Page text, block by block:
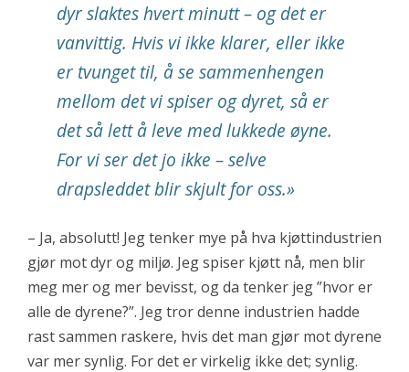
dyr slaktes hvert minutt – og det er
vanvittig. Hvis vi ikke klarer, eller ikke
er tvunget til, å se sammenhengen
mellom det vi spiser og dyret, så er
det så lett å leve med lukkede øyne.
For vi ser det jo ikke – selve
drapsleddet blir skjult for oss.»
– Ja, absolutt! Jeg tenker mye på hva kjøttindustrien
gjør mot dyr og miljø. Jeg spiser kjøtt nå, men blir
meg mer og mer bevisst, og da tenker jeg ”hvor er
alle de dyrene?”. Jeg tror denne industrien hadde
rast sammen raskere, hvis det man gjør mot dyrene
var mer synlig. For det er virkelig ikke det; synlig.